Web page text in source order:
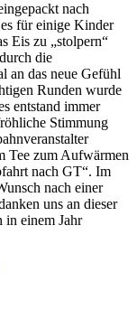
nach
für einige Kinder
Eis zu „stolpern“
die
an das neue Gefühl
Runden wurde
entstand immer
Stimmung
Tee zum Aufwärmen
nach GT“. Im
nach einer
uns an dieser
in einem Jahr